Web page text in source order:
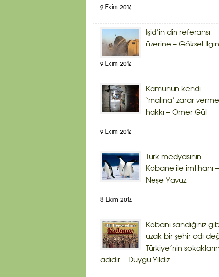
9 Ekim 2014
Işid’in din referansı
üzerine – Göksel Ilgın
9 Ekim 2014
Kamunun kendi
‘malına’ zarar verme
hakkı – Ömer Gül
9 Ekim 2014
Türk medyasının
Kobane ile imtihanı –
Neşe Yavuz
8 Ekim 2014
Kobani sandığınız
uzak bir şehir adı
Türkiye’nin
adıdır – Duygu Yıldız